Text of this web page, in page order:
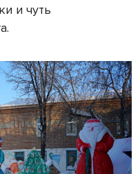
и чуть